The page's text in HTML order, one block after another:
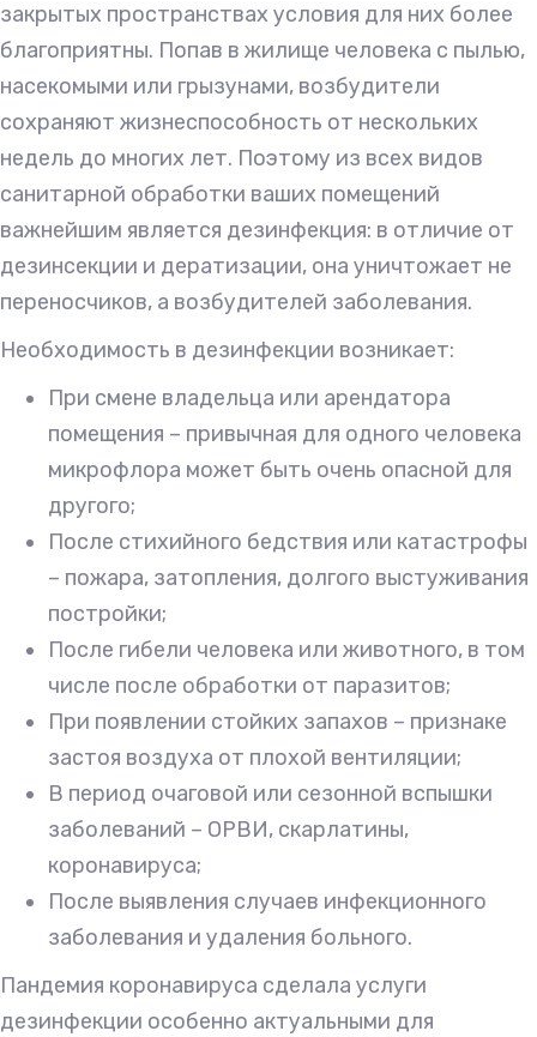
закрытых пространствах условия для них более
благоприятны. Попав в жилище человека с пылью,
насекомыми или грызунами, возбудители
сохраняют жизнеспособность от нескольких
недель до многих лет. Поэтому из всех видов
санитарной обработки ваших помещений
важнейшим является дезинфекция: в отличие от
дезинсекции и дератизации, она уничтожает не
переносчиков, а возбудителей заболевания.
Необходимость в дезинфекции возникает:
При смене владельца или арендатора
помещения – привычная для одного человека
микрофлора может быть очень опасной для
другого;
После стихийного бедствия или катастрофы
– пожара, затопления, долгого выстуживания
постройки;
После гибели человека или животного, в том
числе после обработки от паразитов;
При появлении стойких запахов – признаке
застоя воздуха от плохой вентиляции;
В период очаговой или сезонной вспышки
заболеваний – ОРВИ, скарлатины,
коронавируса;
После выявления случаев инфекционного
заболевания и удаления больного.
Пандемия коронавируса сделала услуги
дезинфекции особенно актуальными для